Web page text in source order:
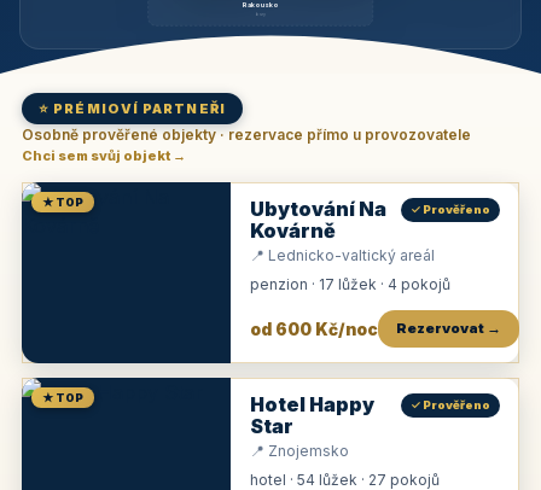
Rakousko
brzy
⭐ PRÉMIOVÍ PARTNEŘI
Osobně prověřené objekty · rezervace přímo u provozovatele
Chci sem svůj objekt →
★ TOP
Ubytování Na
Kovárně
✓ Prověřeno
📍 Lednicko-valtický areál
penzion · 17 lůžek · 4 pokojů
od 600 Kč/noc Rezervovat →
★ TOP
Hotel Happy
Star
✓ Prověřeno
📍 Znojemsko
hotel · 54 lůžek · 27 pokojů